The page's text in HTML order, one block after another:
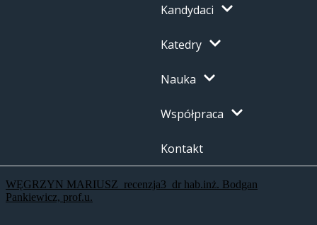
Kandydaci
Katedry
Nauka
Współpraca
Kontakt
WĘGRZYN MARIUSZ_recenzja3_dr hab.inż. Bodgan
Pankiewicz, prof.u.